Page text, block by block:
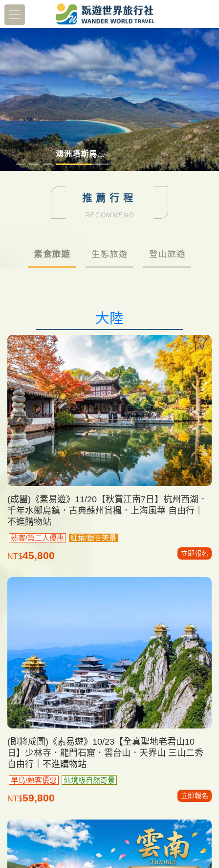
蔬醒南島 多彩德瑞 日本北陸賞櫻8日 澳洲塔斯馬尼亞
推薦行程
RECOMMEND
素食旅遊 生態旅遊 登山旅遊
大陸
(成團)《素易遊》11/20【秋賞江南7日】杭州西湖．
千年水鄉烏鎮．古典蘇州賞楓．上海風華 自由行｜
不進購物站
熟客/第二人優惠 紅葉/銀杏美景
NT$45,800 立即報名
(即將成團)《素易遊》10/23【全真聖地老君山10
日】少林寺．龍門石窟．雲台山．天界山 三山二秀
自由行｜不進購物站
早鳥/熟客優惠 仙境級自然奇景
NT$59,800 立即報名